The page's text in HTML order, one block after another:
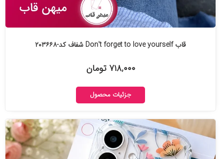
قاب Don't forget to love yourself شفاف کد-۲۰۳۶۶۸
۷۱۸,۰۰۰ تومان
جزئیات محصول